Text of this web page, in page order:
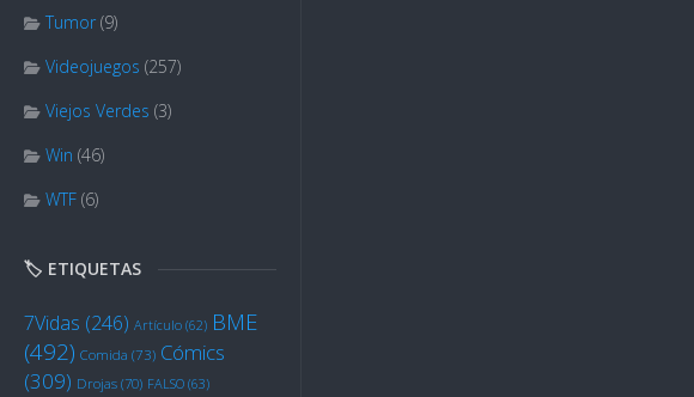
Tumor (9)
Videojuegos (257)
Viejos Verdes (3)
Win (46)
WTF (6)
🏷️ ETIQUETAS
7Vidas (246) Artículo (62) BME
(492) Comida (73) Cómics
(309) Drojas (70) FALSO (63)